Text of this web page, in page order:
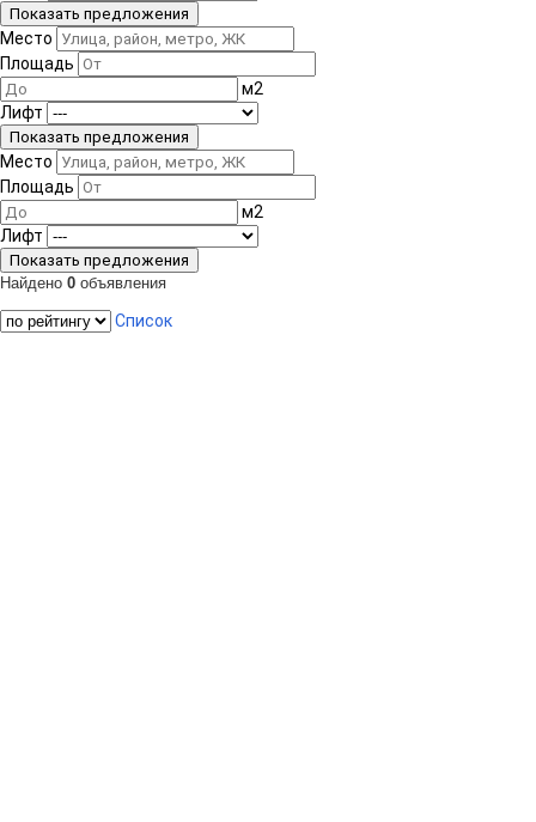
Место
Площадь
м2
Лифт
Место
Площадь
м2
Лифт
Найдено 0 объявления
Список